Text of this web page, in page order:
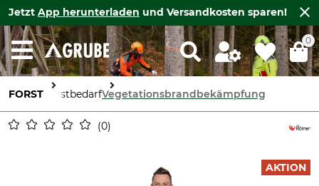
Jetzt App herunterladen und Versandkosten sparen!
0
FORST ForstbedarfVegetationsbrandbekämpfung
0
AKTION